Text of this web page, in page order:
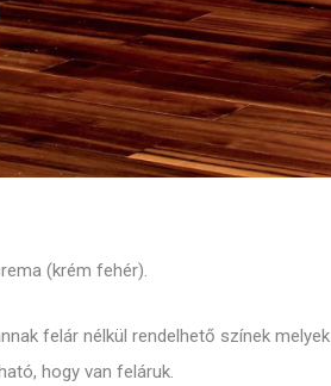
(krém fehér).
felár nélkül rendelhető színek melyek
hogy van feláruk.